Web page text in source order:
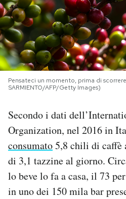
PODCAST
NEWSLETTER
I MIEI PREFERITI
SHOP
CALENDARIO
AREA PERSONALE
Pensateci un momento, prima di
SARMIENTO/AFP/Getty Images)
Secondo i dati
Organization, nel 2016 in
consumato5,8 chili di caffè
di 3,1 tazzine al giorno.
lo beve lo fa a casa, il 73
in uno dei 150 mila bar